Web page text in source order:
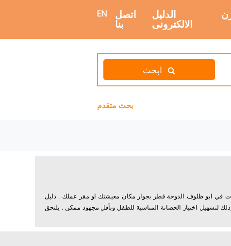
EN اتصل
بنا
الدليل
الالكترونى
ابحث
بحث متقدم
في ابو ظلوف الدوحة قطر بجوار مكان معيشتك او مقر عملك . دليل
اختيار الحضانة المناسبة للطفل وبأقل مجهود ممكن . يلتحق